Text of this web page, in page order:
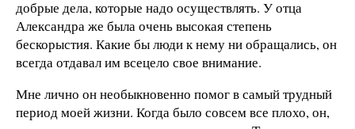
добрые дела, которые надо осуществлять. У отца
Александра же была очень высокая степень
бескорыстия. Какие бы люди к нему ни обращались, он
всегда отдавал им всецело свое внимание.
Мне лично он необыкновенно помог в самый трудный
период моей жизни. Когда было совсем все плохо, он,